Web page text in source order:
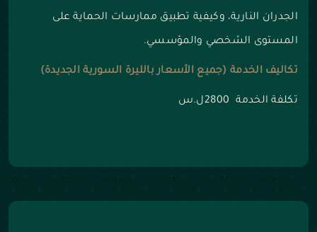
الجدران النارية، وكيفية تطبيق ممارسات الحماية على
المستوى الشخصي والمؤسسي.
تكاليف الخدمة (جميع الأسعار بالليرة السورية الجديدة)
تكلفة الخدمة 2800ل.س